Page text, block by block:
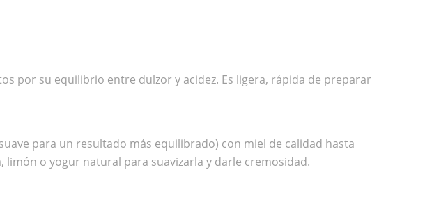
por su equilibrio entre dulzor y acidez. Es ligera, rápida de preparar
para un resultado más equilibrado) con miel de calidad hasta
o yogur natural para suavizarla y darle cremosidad.